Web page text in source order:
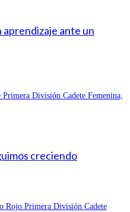
aprendizaje ante un
División Cadete Femenina,
creciendo
Rojo Primera División Cadete